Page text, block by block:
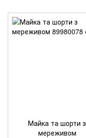
Майка та шорти з
мереживом